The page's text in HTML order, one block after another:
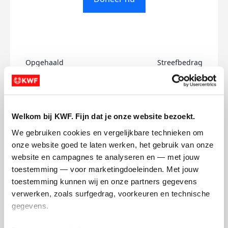
Welkom bij KWF. Fijn dat je onze website bezoekt.
We gebruiken cookies en vergelijkbare technieken om
onze website goed te laten werken, het gebruik van onze
website en campagnes te analyseren en — met jouw
toestemming — voor marketingdoeleinden. Met jouw
toestemming kunnen wij en onze partners gegevens
verwerken, zoals surfgedrag, voorkeuren en technische
gegevens.
Opgehaald
€0
Streefbedrag
€500
Evelien's badges